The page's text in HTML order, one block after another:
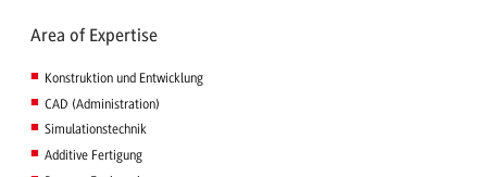
Area of Expertise
Konstruktion und Entwicklung
CAD (Administration)
Simulationstechnik
Additive Fertigung